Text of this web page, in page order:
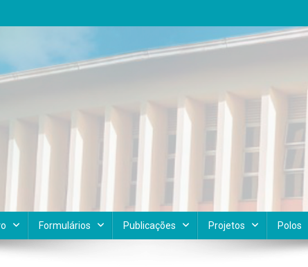
Formulários Publicações Projetos Polos